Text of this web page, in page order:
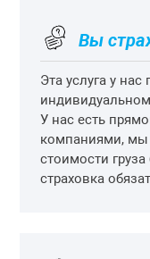
Вы
Эта услуга у нас
У нас есть
компаниями, мы
стоимости
страховка